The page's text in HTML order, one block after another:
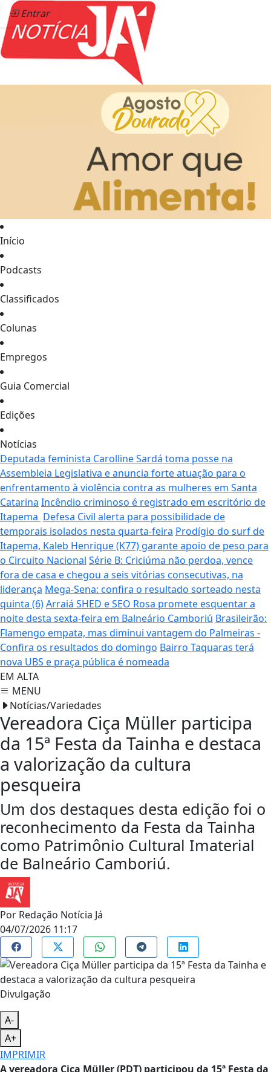
Entrar
Início
Podcasts
Classificados
Colunas
Empregos
Guia Comercial
Edições
Notícias
Deputada feminista Carolline Sardá toma posse na
Assembleia Legislativa e anuncia forte atuação para o
enfrentamento à violência contra as mulheres em Santa
Catarina Incêndio criminoso é registrado em escritório de
Itapema Defesa Civil alerta para possibilidade de
temporais isolados nesta quarta-feira Prodígio do surf de
Itapema, Kaleb Henrique (K77) garante apoio de peso para
o Circuito Nacional Série B: Criciúma não perdoa, vence
fora de casa e chegou a seis vitórias consecutivas, na
liderança Mega-Sena: confira o resultado sorteado nesta
quinta (6)Arraiá SHED e SEO Rosa promete esquentar a
noite desta sexta-feira em Balneário Camboriú Brasileirão:
Flamengo empata, mas diminui vantagem do Palmeiras -
Confira os resultados do domingo Bairro Taquaras terá
nova UBS e praça pública é nomeada
EM ALTA
MENU
Notícias/Variedades
Vereadora Ciça Müller participa
da 15ª Festa da Tainha e destaca
a valorização da cultura
pesqueira
Um dos destaques desta edição foi o
reconhecimento da Festa da Tainha
como Patrimônio Cultural Imaterial
de Balneário Camboriú.
Por Redação Notícia Já
04/07/2026 11:17
Divulgação
A-
A+
IMPRIMIR
A vereadora Ciça Müller (PDT) participou da 15ª Festa da